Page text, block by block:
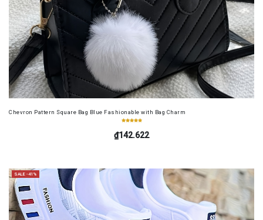
Chevron Pattern Square Bag Blue Fashionable with Bag Charm
₫142.622
SALE -41%